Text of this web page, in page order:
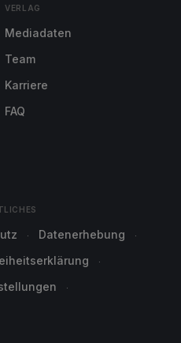
VERLAG
Mediadaten
Team
Karriere
FAQ
Datenerhebung